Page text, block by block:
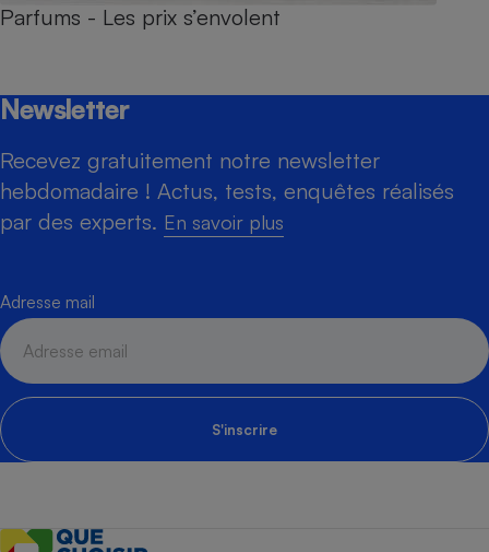
Parfums - Les prix s’envolent
Newsletter
Recevez gratuitement notre newsletter
hebdomadaire ! Actus, tests, enquêtes réalisés
par des experts. En savoir plus
Adresse mail
S'inscrire